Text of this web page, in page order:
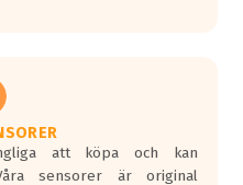
2016.
redan
varaatt köpa och kan
sensorer är original